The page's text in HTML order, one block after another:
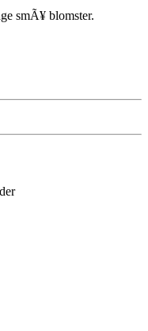
smÃ¥ blomster.